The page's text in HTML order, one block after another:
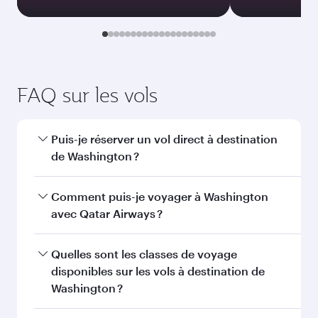
FAQ sur les vols
Puis-je réserver un vol direct à destination
de Washington ?
Oui, Qatar Airways opère des vols directs vers
Washington. Recherchez les vols depuis notre
Comment puis-je voyager à Washington
avec Qatar Airways ?
Vous pouvez voyager directement à
Washington avec Qatar Airways. Nous
desservons plus de 150 destinations via Doha,
Quelles sont les classes de voyage
disponibles sur les vols à destination de
Washington ?